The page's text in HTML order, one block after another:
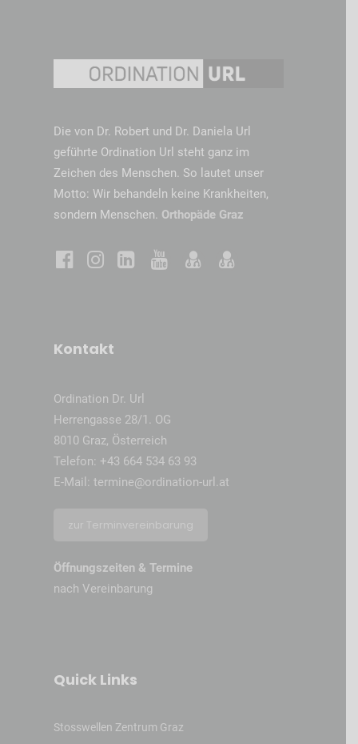
Die von Dr. Robert und Dr. Daniela Url
geführte Ordination Url steht ganz im
Zeichen des Menschen. So lautet unser
Motto: Wir behandeln keine Krankheiten,
sondern Menschen. Orthopäde Graz
Kontakt
Ordination Dr. Url
Herrengasse 28/1. OG
8010 Graz, Österreich
Telefon: +43 664 534 63 93
E-Mail: termine@ordination-url.at
zur Terminvereinbarung
Öffnungszeiten & Termine
nach Vereinbarung
Quick Links
Stosswellen Zentrum Graz